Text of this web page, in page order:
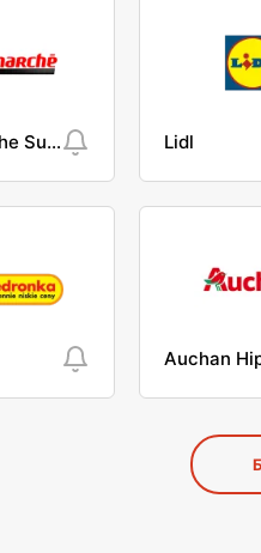
Intermarche Super Lidl